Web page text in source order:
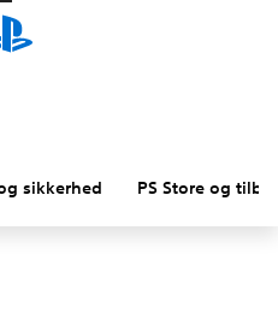
sikkerhed PS Store og